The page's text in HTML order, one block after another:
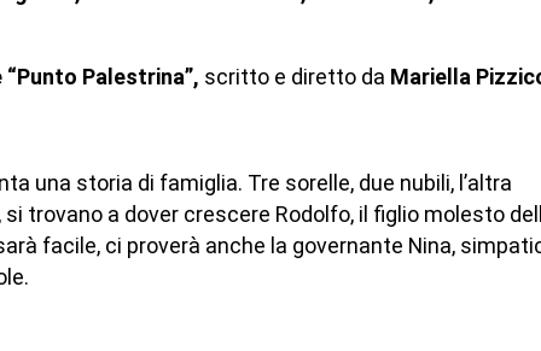
Palestrina”, scritto e diretto da Mariella
una storia di famiglia. Tre sorelle, due nubili, l’altra
trovano a dover crescere Rodolfo, il figlio molesto
facile, ci proverà anche la governante Nina,